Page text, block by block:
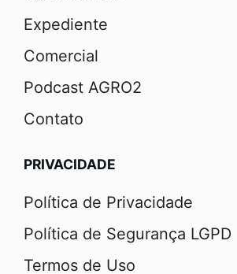
Expediente
Comercial
Podcast AGRO2
Contato
PRIVACIDADE
Política de Privacidade
Política de Segurança LGPD
Termos de Uso